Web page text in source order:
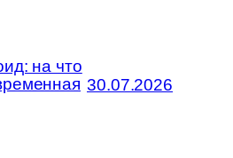
на что
30.07.2026